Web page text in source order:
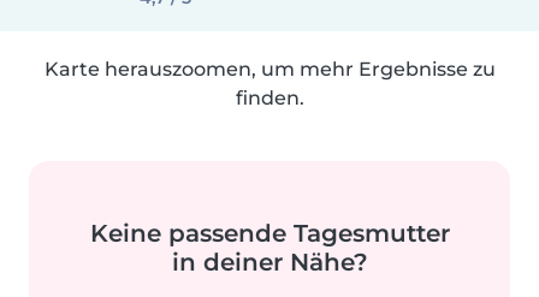
Karte herauszoomen, um mehr Ergebnisse zu
finden.
Keine passende Tagesmutter
in deiner Nähe?